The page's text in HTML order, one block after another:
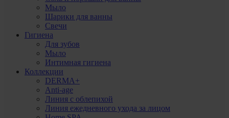
Мыло
Шарики для ванны
Свечи
Гигиена
Для зубов
Мыло
Интимная гигиена
Коллекции
DERMA+
Anti-age
Линия с облепихой
Линия ежедневного ухода за лицом